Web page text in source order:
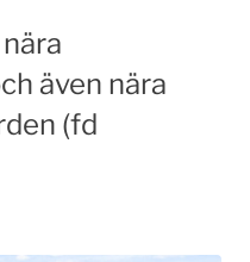
även nära
(fd